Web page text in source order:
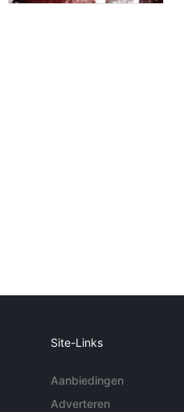
Site-Links
Aanbiedingen
Adverteren